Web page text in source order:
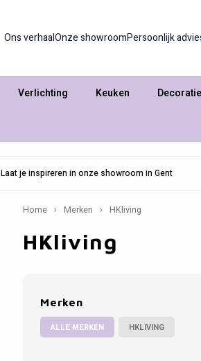
Ons verhaalOnze showroomPersoonlijk
Verlichting Keuken
Laat je inspireren in onze showroom in Gent
Home Merken HKliving
HKliving
Merken
ALLE MERKEN HKLIVING